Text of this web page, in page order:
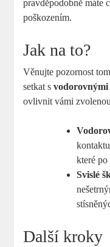
pravděpodobně máte
poškozením.
Jak na to?
Věnujte pozornost
setkat svodorovnými
ovlivnit vámi
které po‍
Svislé
Další kroky